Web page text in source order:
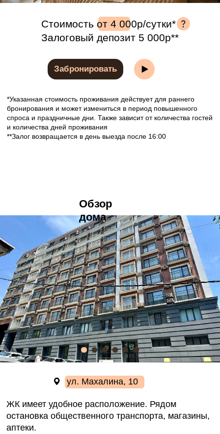
бронирования и может измениться в период повышенного
спроса и праздничные дни. Также зависит от количества гостей
**Залог возвращается в день выезда после 16:00
ЖК имеет удобное расположение. Рядом
остановка общественного транспорта, магазины,
аптеки.
До Акватории, ресторана Токио 5 минут пешком,
до набережной Цесаревича 10 минут. До центра
можно прогуляться вдоль центральной улицы
Светланской 20-25 минут.